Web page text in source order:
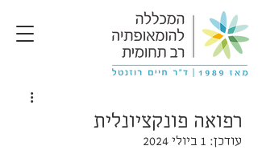
רפואה פונקציונלית
עודכן: 1 ביולי 2024